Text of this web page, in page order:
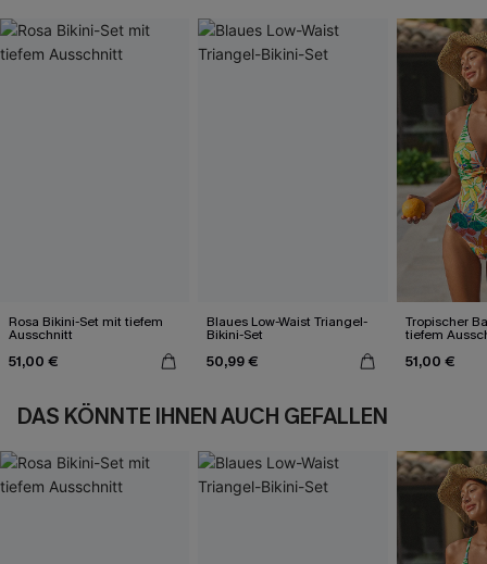
Rosa Bikini-Set mit tiefem
Ausschnitt
51,00 €
Blaues Low-Waist Triangel-
Bikini-Set
50,99 €
Tropischer
tiefem
51,00 €
DAS KÖNNTE IHNEN AUCH GEFALLEN